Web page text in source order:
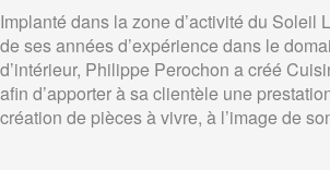
Implanté dans la zone d’activité du Soleil
de ses années d’expérience dans le
d’intérieur, Philippe Perochon a créé
afin d’apporter à sa clientèle une
création de pièces à vivre, à l’image de